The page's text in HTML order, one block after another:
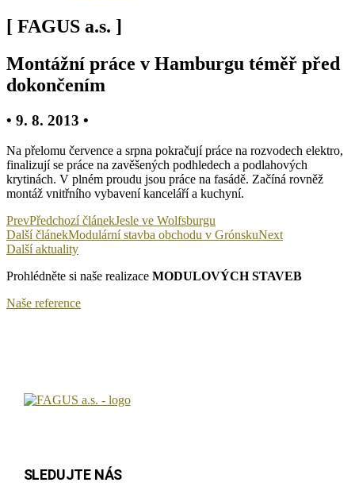
[ FAGUS a.s. ]
Montážní práce v Hamburgu téměř před
dokončením
• 9. 8. 2013 •
Na přelomu července a srpna pokračují práce na rozvodech elektro,
finalizují se práce na zavěšených podhledech a podlahových
krytinách. V plném proudu jsou práce na fasádě. Začíná rovněž
montáž vnitřního vybavení kanceláří a kuchyní.
PrevPředchozí článekJesle ve Wolfsburgu
Další článekModulární stavba obchodu v GrónskuNext
Další aktuality
Prohlédněte si naše realizace MODULOVÝCH STAVEB
Naše reference
SLEDUJTE NÁS